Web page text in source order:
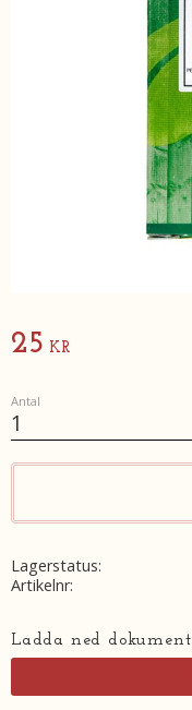
25 KR
Antal
Lagerstatus
Artikelnr
Ladda ned dokument